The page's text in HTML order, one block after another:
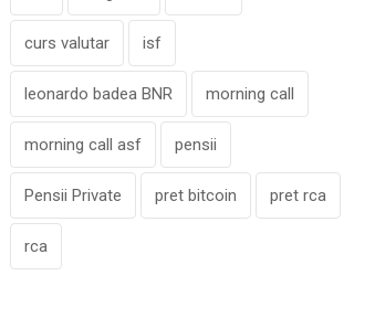
curs valutar isf
leonardo badea BNR morning call
morning call asf pensii
Pensii Private pret bitcoin pret rca
rca